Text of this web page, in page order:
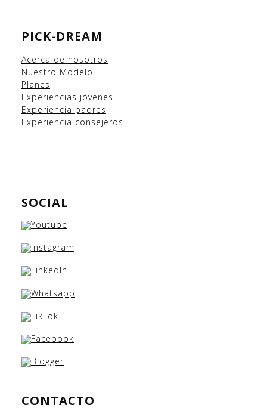
PICK-DREAM
Acerca de nosotros
Nuestro Modelo
Planes
Experiencias jóvenes
Experiencia padres
Experiencia consejeros
SOCIAL
CONTACTO